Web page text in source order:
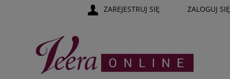
ZAREJESTRUJ SIĘ ZALOGUJ SIĘ